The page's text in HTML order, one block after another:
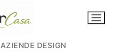
AZIENDE DESIGN